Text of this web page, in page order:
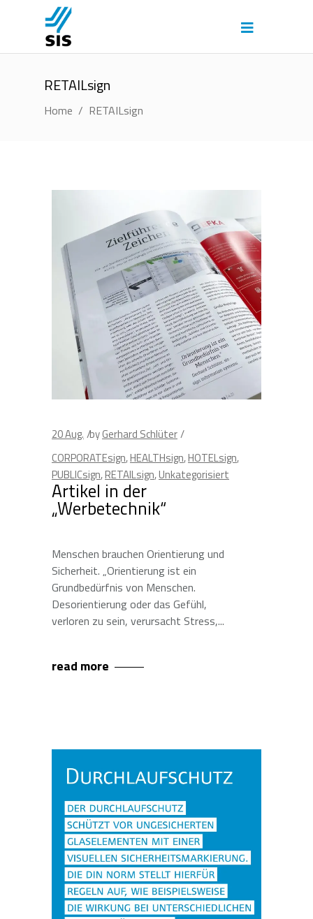
RETAILsign
Home / RETAILsign
20Aug. byGerhard Schlüter
CORPORATEsign,HEALTHsign,HOTELsign,
PUBLICsign,RETAILsign,Unkategorisiert
Artikel in der
„Werbetechnik“
Menschen brauchen Orientierung und
Sicherheit. „Orientierung ist ein
Grundbedürfnis von Menschen.
Desorientierung oder das Gefühl,
verloren zu sein, verursacht Stress,
read more